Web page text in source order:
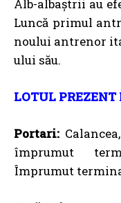
Alb-albaștrii au
Luncă primul
noului antrenor
ului său.
LOTUL PREZENT
Portari:
împrumut
Împrumut